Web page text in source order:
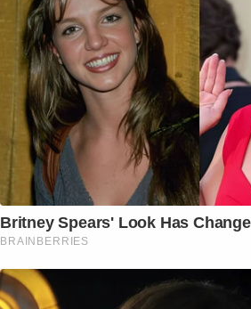
Britney Spears' Look Has
BRAINBERRIES